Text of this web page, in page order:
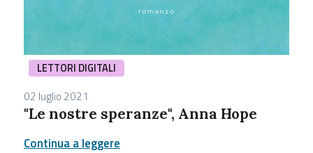
LETTORI DIGITALI
02 luglio 2021
"Le nostre speranze", Anna Hope
Continua a leggere